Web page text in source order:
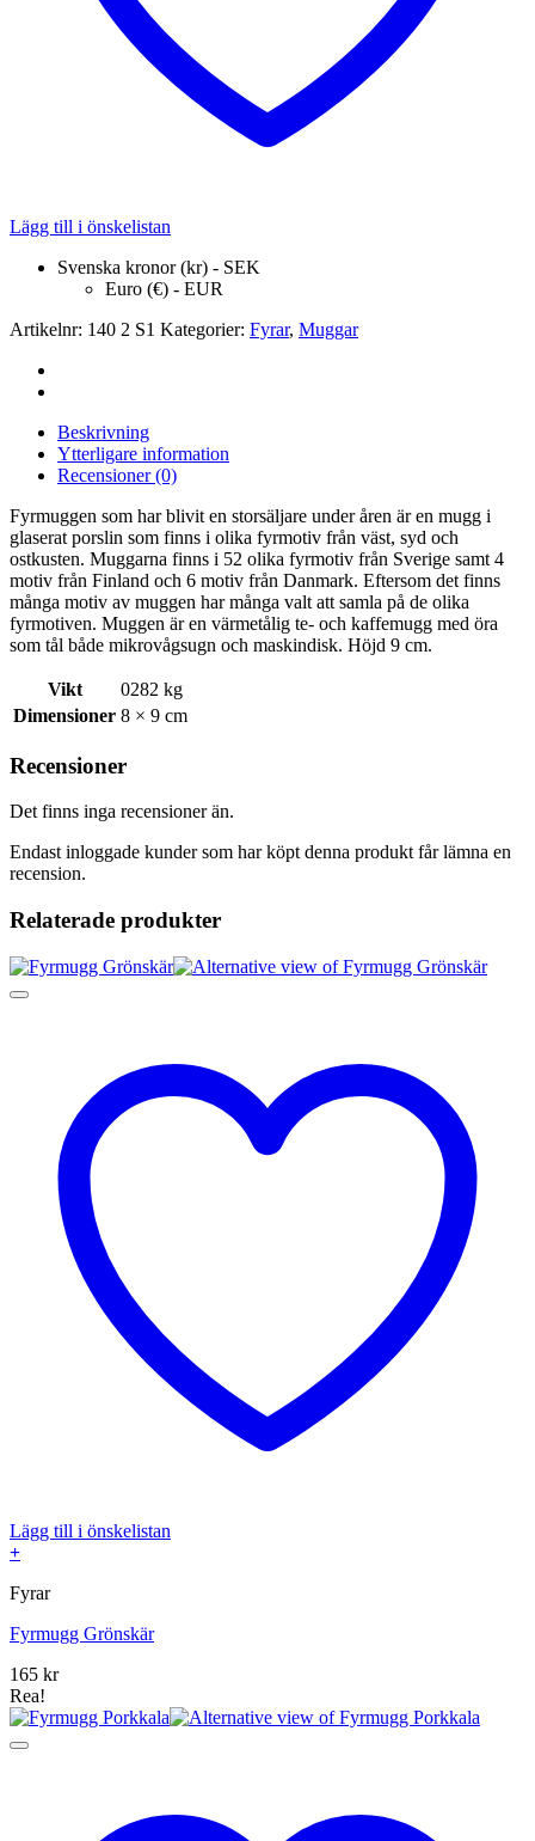
Lägg till i önskelistan
Svenska kronor (kr) - SEK
Euro (€) - EUR
Artikelnr: 140 2 S1 Kategorier: Fyrar, Muggar
Beskrivning
Ytterligare information
Recensioner (0)
Fyrmuggen som har blivit en storsäljare under åren är en mugg i
glaserat porslin som finns i olika fyrmotiv från väst, syd och
ostkusten. Muggarna finns i 52 olika fyrmotiv från Sverige samt 4
motiv från Finland och 6 motiv från Danmark. Eftersom det finns
många motiv av muggen har många valt att samla på de olika
fyrmotiven. Muggen är en värmetålig te- och kaffemugg med öra
som tål både mikrovågsugn och maskindisk. Höjd 9 cm.
Vikt
0282 kg
Dimensioner 8 × 9 cm
Recensioner
Det finns inga recensioner än.
Endast inloggade kunder som har köpt denna produkt får lämna en
recension.
Relaterade produkter
Lägg till i önskelistan
+
Fyrar
Fyrmugg Grönskär
165 kr
Rea!